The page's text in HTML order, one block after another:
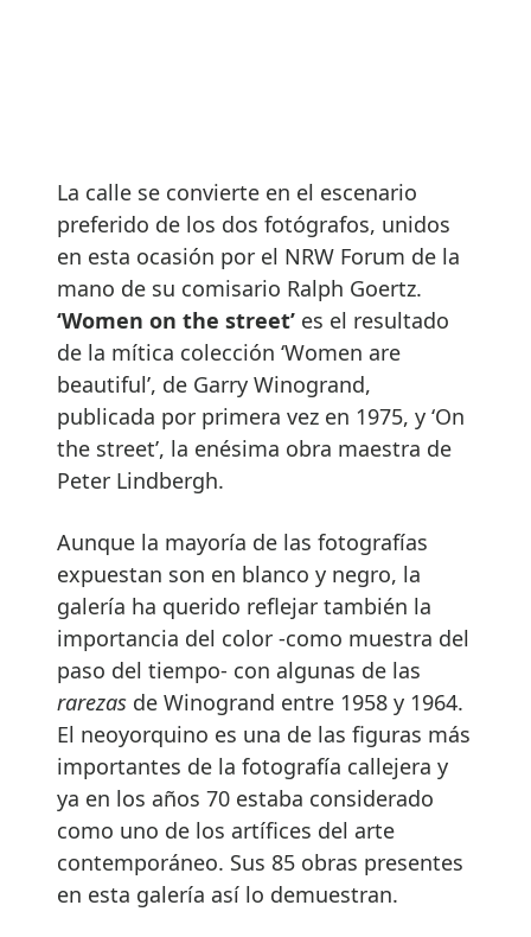
La calle se convierte en el escenario
preferido de los dos fotógrafos, unidos
en esta ocasión por el NRW Forum de la
mano de su comisario Ralph Goertz.
‘Women on the street’ es el resultado
de la mítica colección ‘Women are
beautiful’, de Garry Winogrand,
publicada por primera vez en 1975, y ‘On
the street’, la enésima obra maestra de
Peter Lindbergh.
Aunque la mayoría de las fotografías
expuestan son en blanco y negro, la
galería ha querido reflejar también la
importancia del color -como muestra del
paso del tiempo- con algunas de las
rarezas de Winogrand entre 1958 y 1964.
El neoyorquino es una de las figuras más
importantes de la fotografía callejera y
ya en los años 70 estaba considerado
como uno de los artífices del arte
contemporáneo. Sus 85 obras presentes
en esta galería así lo demuestran.